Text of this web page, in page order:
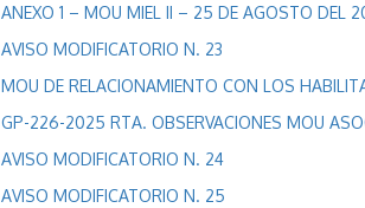
ANEXO 1 – MOU MIEL II – 25 DE AGOSTO DEL
AVISO MODIFICATORIO N. 23
MOU DE RELACIONAMIENTO CON LOS
GP-226-2025 RTA. OBSERVACIONES MOU
AVISO MODIFICATORIO N. 24
AVISO MODIFICATORIO N. 25